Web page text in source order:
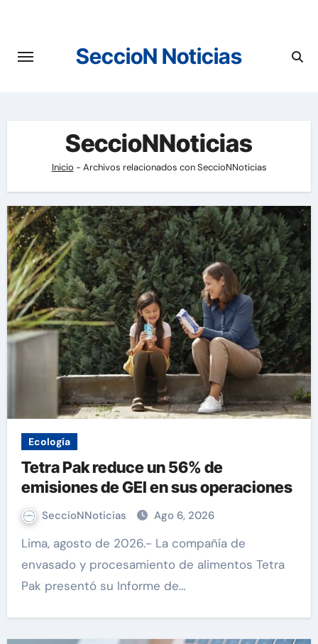
contenido
SeccioN Noticias
SeccioNNoticias
Inicio - Archivos relacionados con SeccioNNoticias
Ecología
Tetra Pak reduce un 56% de
emisiones de GEI en sus operaciones
SeccioNNoticias Ago 6, 2026
Lima, agosto de 2026.- La compañía de
envasado y procesamiento de alimentos Tetra
Pak presentó su Informe de…